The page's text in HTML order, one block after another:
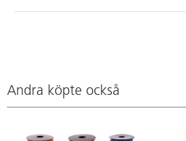
Andra köpte också